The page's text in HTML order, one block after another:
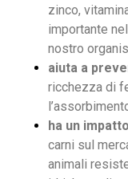
zinco,
importante
nostro
aiuta a
ricchezza di
ha un
carni sul
animali